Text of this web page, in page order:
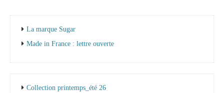
La marque Sugar
Made in France : lettre ouverte
Collection printemps_été 26